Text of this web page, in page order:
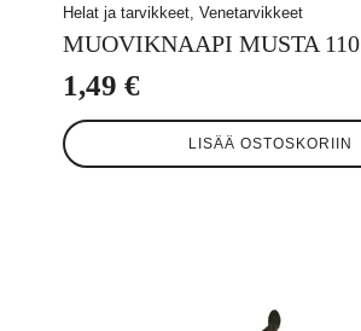
Helat ja tarvikkeet, Venetarvikkeet
MUOVIKNAAPI MUSTA
1,49 €
LISÄÄ OSTOSKORIIN